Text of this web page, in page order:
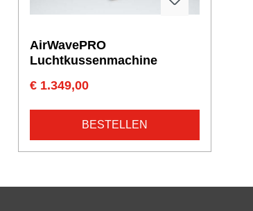
AirWavePRO
Luchtkussenmachine
€ 1.349,00
BESTELLEN